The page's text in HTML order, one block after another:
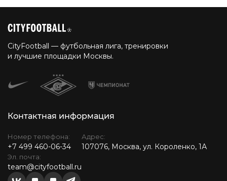
CityFootball — футбольная лига, тренировки
и лучшие площадки Москвы.
Контактная информация
Номер телефона:
+7 499 460-06-34
Эл. почта:
team@cityfootball.ru
Адрес:
107076, Москва, ул. Короленко, 1А